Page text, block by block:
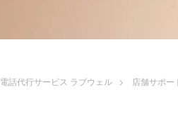
話代行サービス ラブウェル 店舗サポー